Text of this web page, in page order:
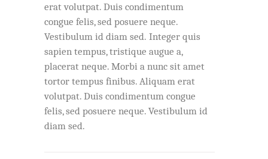
erat volutpat. Duis condimentum
congue felis, sed posuere neque.
Vestibulum id diam sed. Integer quis
sapien tempus, tristique augue a,
placerat neque. Morbi a nunc sit amet
tortor tempus finibus. Aliquam erat
volutpat. Duis condimentum congue
felis, sed posuere neque. Vestibulum id
diam sed.